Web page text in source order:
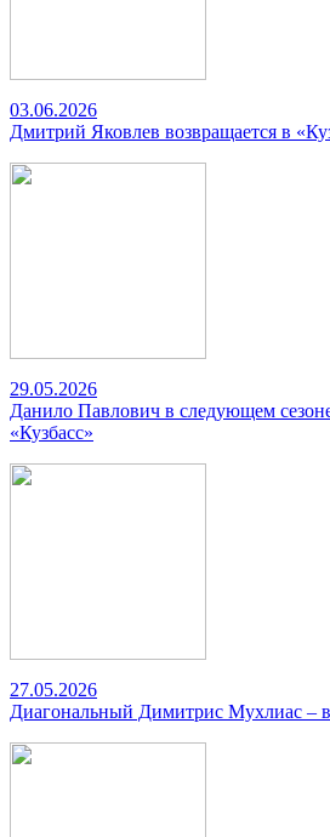
03.06.2026
Дмитрий Яковлев возвращается в
29.05.2026
Данило Павлович в следующем сезоне
«Кузбасс»
27.05.2026
Диагональный Димитрис Мухлиас – в